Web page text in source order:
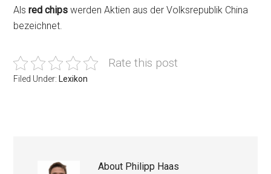
Alsred chips werden Aktien aus der Volksrepublik China
bezeichnet.
Rate this post
Filed Under: Lexikon
About Philipp Haas